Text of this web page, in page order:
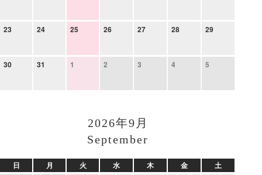
23 24 25 26 27 28 29
30 31 1 2 3 4 5
2026年9月
September
日 月 火 水 木 金
土